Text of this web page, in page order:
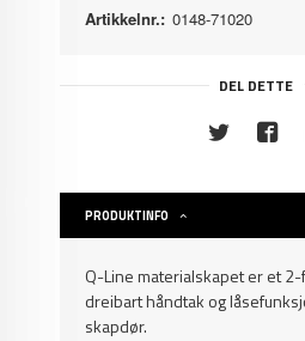
Artikkelnr.: 0148-71020
DEL DETTE
PRODUKTINFO
Q-Line materialskapet er et
dreibart håndtak og
skapdør.